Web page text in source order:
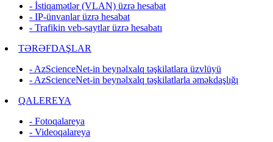
- İstiqamətlər (VLAN) üzrə hesabat
- IP-ünvanlar üzrə hesabat
- Trafikin veb-saytlar üzrə hesabatı
TƏRƏFDAŞLAR
- AzScienceNet-in beynəlxalq təşkilatlara üzvlüyü
- AzScienceNet-in beynəlxalq təşkilatlarla əməkdaşlığı
QALEREYA
- Fotoqalareya
- Videoqalareya